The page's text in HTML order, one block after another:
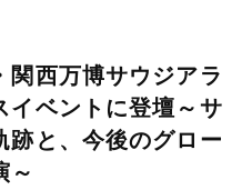
関西万博サウジアラ
イベントに登壇～サ
跡と、今後のグロー
～